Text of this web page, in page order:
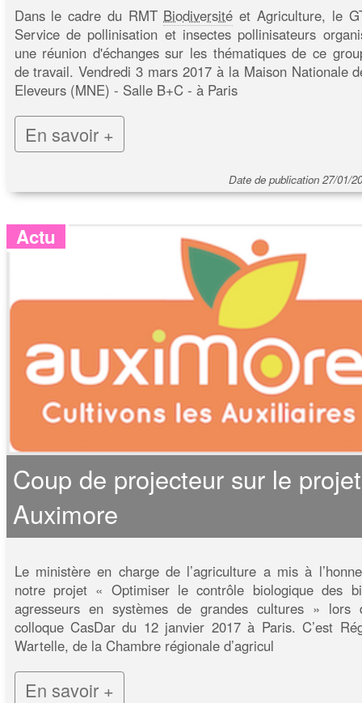
Dans le cadre du RMT Biodiversité et Agriculture, le
Service de pollinisation et insectes pollinisateurs
une réunion d'échanges sur les thématiques de ce
de travail. Vendredi 3 mars 2017 à la Maison Nationale
Eleveurs (MNE) - Salle B+C - à Paris
En savoir +
Date de publication 27/01/
Actu
Coup de projecteur sur le projet
Auximore
Le ministère en charge de l’agriculture a mis à
notre projet « Optimiser le contrôle biologique des
agresseurs en systèmes de grandes cultures » lors
colloque CasDar du 12 janvier 2017 à Paris. C’est
Wartelle, de la Chambre régionale d’agricul
En savoir +